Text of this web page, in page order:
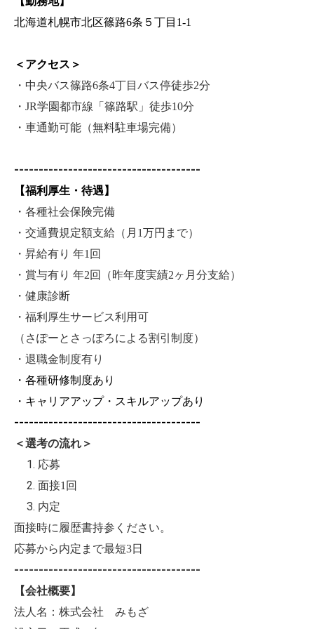
北海道札幌市北区篠路6条５丁目1-1
＜アクセス＞
・中央バス篠路6条4丁目バス停徒歩2分
・JR学園都市線「篠路駅」徒歩10分
・車通勤可能（無料駐車場完備）
--------------------------------------
【福利厚生・待遇】
・各種社会保険完備
・交通費規定額支給（月1万円まで）
・昇給有り 年1回
・賞与有り 年2回（昨年度実績2ヶ月分支給）
・健康診断
・福利厚生サービス利用可
（さぽーとさっぽろによる割引制度）
・退職金制度有り
・各種研修制度あり
・キャリアアップ・スキルアップあり
--------------------------------------
＜選考の流れ＞
応募
面接1回
内定
面接時に履歴書持参ください。
応募から内定まで最短3日
--------------------------------------
【会社概要】
法人名：株式会社 みもざ